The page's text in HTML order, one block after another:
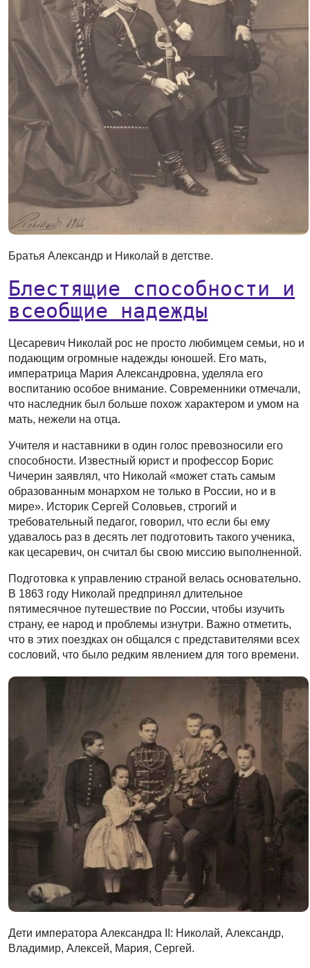
Братья Александр и Николай в детстве.
Блестящие способности и
всеобщие надежды
Цесаревич Николай рос не просто любимцем семьи, но и
подающим огромные надежды юношей. Его мать,
императрица Мария Александровна, уделяла его
воспитанию особое внимание. Современники отмечали,
что наследник был больше похож характером и умом на
мать, нежели на отца.
Учителя и наставники в один голос превозносили его
способности. Известный юрист и профессор Борис
Чичерин заявлял, что Николай «может стать самым
образованным монархом не только в России, но и в
мире». Историк Сергей Соловьев, строгий и
требовательный педагог, говорил, что если бы ему
удавалось раз в десять лет подготовить такого ученика,
как цесаревич, он считал бы свою миссию выполненной.
Подготовка к управлению страной велась основательно.
В 1863 году Николай предпринял длительное
пятимесячное путешествие по России, чтобы изучить
страну, ее народ и проблемы изнутри. Важно отметить,
что в этих поездках он общался с представителями всех
сословий, что было редким явлением для того времени.
Дети императора Александра II: Николай, Александр,
Владимир, Алексей, Мария, Сергей.